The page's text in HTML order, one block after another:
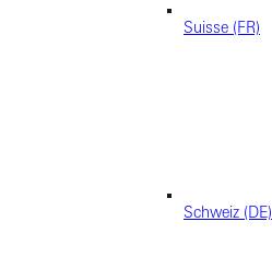
Suisse (FR)
Schweiz (DE)